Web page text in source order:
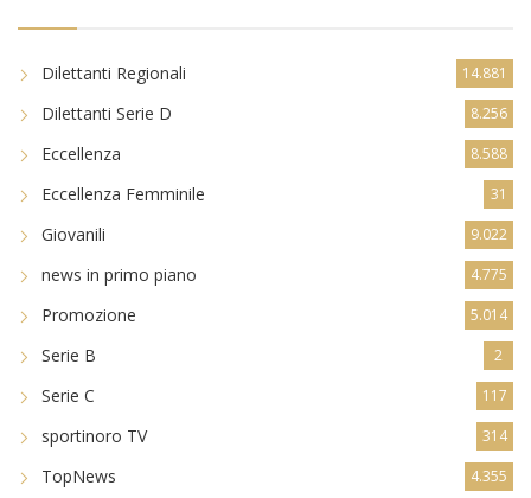
Dilettanti Regionali 14.881
Dilettanti Serie D 8.256
Eccellenza 8.588
Eccellenza Femminile 31
Giovanili 9.022
news in primo piano 4.775
Promozione 5.014
Serie B 2
Serie C 117
sportinoro TV 314
TopNews 4.355